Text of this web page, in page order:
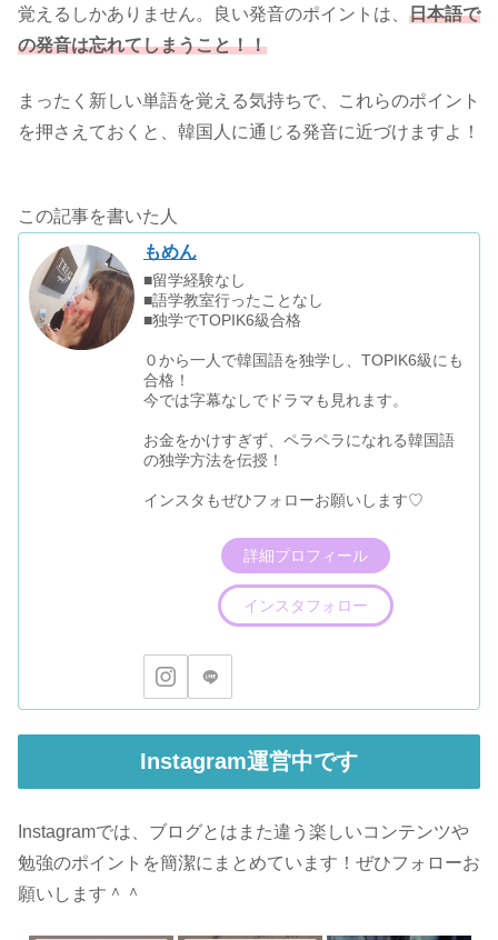
覚えるしかありません。良い発音のポイントは、 日本語で
の発音は忘れてしまうこと！！
まったく新しい単語を覚える気持ちで、これらのポイント
を押さえておくと、韓国人に通じる発音に近づけますよ！
この記事を書いた人
もめん
■留学経験なし
■語学教室行ったことなし
■独学でTOPIK6級合格
０から一人で韓国語を独学し、TOPIK6級にも
合格！
今では字幕なしでドラマも見れます。
お金をかけすぎず、ペラペラになれる韓国語
の独学方法を伝授！
インスタもぜひフォローお願いします♡
詳細プロフィール
インスタフォロー
Instagram運営中です
Instagramでは、ブログとはまた違う楽しいコンテンツや
勉強のポイントを簡潔にまとめています！ぜひフォローお
願いします＾＾